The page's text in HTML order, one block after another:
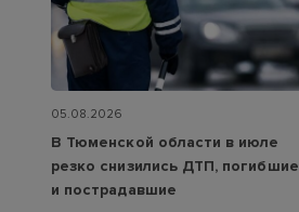
05.08.2026
В Тюменской области в июле
резко снизились ДТП, погибшие
и пострадавшие